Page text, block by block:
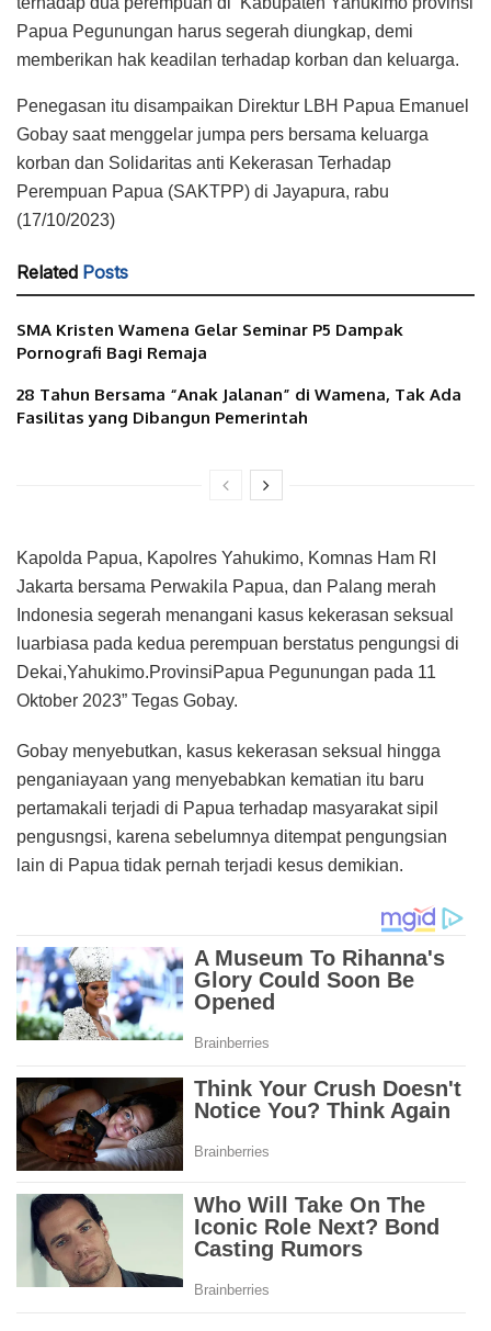
Papua Pegunungan harus segerah diungkap, demi
memberikan hak keadilan terhadap korban dan keluarga.
Penegasan itu disampaikan Direktur LBH Papua Emanuel
Gobay saat menggelar jumpa pers bersama keluarga
korban dan Solidaritas anti Kekerasan Terhadap
Perempuan Papua (SAKTPP) di Jayapura, rabu
(17/10/2023)
Related Posts
SMA Kristen Wamena Gelar Seminar P5 Dampak
Pornografi Bagi Remaja
28 Tahun Bersama “Anak Jalanan” di Wamena, Tak Ada
Fasilitas yang Dibangun Pemerintah
Kapolda Papua, Kapolres Yahukimo, Komnas Ham RI
Jakarta bersama Perwakila Papua, dan Palang merah
Indonesia segerah menangani kasus kekerasan seksual
luarbiasa pada kedua perempuan berstatus pengungsi di
Dekai,Yahukimo.ProvinsiPapua Pegunungan pada 11
Oktober 2023” Tegas Gobay.
Gobay menyebutkan, kasus kekerasan seksual hingga
penganiayaan yang menyebabkan kematian itu baru
pertamakali terjadi di Papua terhadap masyarakat sipil
pengusngsi, karena sebelumnya ditempat pengungsian
lain di Papua tidak pernah terjadi kesus demikian.